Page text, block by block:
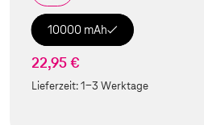
10000 mAh
22,95 €
Lieferzeit:1-3 Werktage